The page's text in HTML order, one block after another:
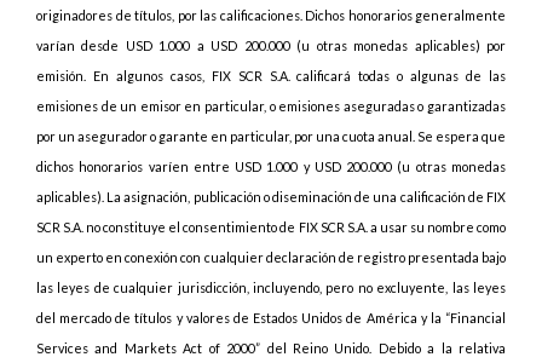
originadores de títulos, por las calificaciones. Dichos honorarios generalmente
varían desde USD 1.000 a USD 200.000 (u otras monedas aplicables) por
emisión. En algunos casos, FIX SCR S.A. calificará todas o algunas de las
emisiones de un emisor en particular, o emisiones aseguradas o garantizadas
por un asegurador o garante en particular, por una cuota anual. Se espera que
dichos honorarios varíen entre USD 1.000 y USD 200.000 (u otras monedas
aplicables). La asignación, publicación o diseminación de una calificación de FIX
SCR S.A. no constituye el consentimiento de FIX SCR S.A. a usar su nombre como
un experto en conexión con cualquier declaración de registro presentada bajo
las leyes de cualquier jurisdicción, incluyendo, pero no excluyente, las leyes
del mercado de títulos y valores de Estados Unidos de América y la “Financial
Services and Markets Act of 2000” del Reino Unido. Debido a la relativa